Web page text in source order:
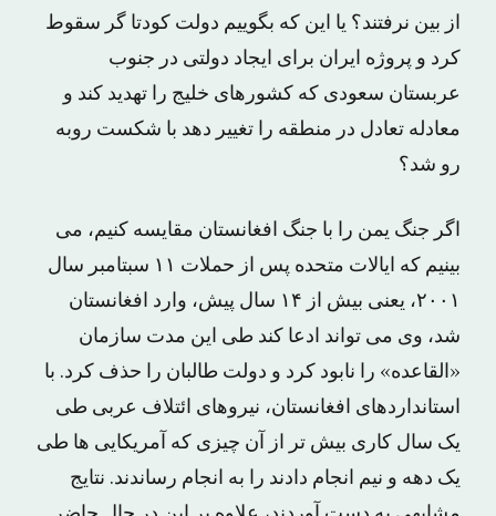
از بین نرفتند؟ یا این که بگوییم دولت کودتا گر سقوط
کرد و پروژه ایران برای ایجاد دولتی در جنوب
عربستان سعودی که کشورهای خلیج را تهدید کند و
معادله تعادل در منطقه را تغییر دهد با شکست روبه
رو شد؟
اگر جنگ یمن را با جنگ افغانستان مقایسه کنیم، می
بینیم که ایالات متحده پس از حملات ۱۱ سبتامبر سال
۲۰۰۱، یعنی بیش از ۱۴ سال پیش، وارد افغانستان
شد، وی می تواند ادعا کند طی این مدت سازمان
«القاعده» را نابود کرد و دولت طالبان را حذف کرد. با
استانداردهای افغانستان، نیروهای ائتلاف عربی طی
یک سال کاری بیش تر از آن چیزی که آمریکایی ها طی
یک دهه و نیم انجام دادند را به انجام رساندند. نتایج